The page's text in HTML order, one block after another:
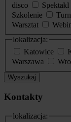
disco
Spektakl
Szkolenie
Warsztat
lokalizacja:
Katowice
Warszawa
Wyszukaj
Kontakty
lokalizacja: